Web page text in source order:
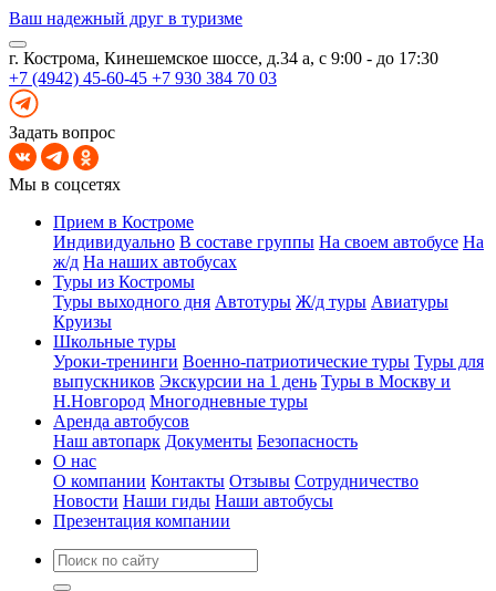
Ваш надежный друг в туризме
г. Кострома, Кинешемское шоссе, д.34 а, с 9:00 - до 17:30
+7 (4942) 45-60-45 +7 930 384 70 03
Задать вопрос
Мы в соцсетях
Прием в Костроме
Индивидуально В составе группы На своем автобусе На
ж/д На наших автобусах
Туры из Костромы
Туры выходного дня Автотуры Ж/д туры Авиатуры
Круизы
Школьные туры
Уроки-тренинги Военно-патриотические туры Туры для
выпускников Экскурсии на 1 день Туры в Москву и
Н.Новгород Многодневные туры
Аренда автобусов
Наш автопарк Документы Безопасность
О нас
О компании Контакты Отзывы Сотрудничество
Новости Наши гиды Наши автобусы
Презентация компании